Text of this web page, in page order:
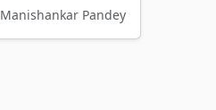
Manishankar Pandey